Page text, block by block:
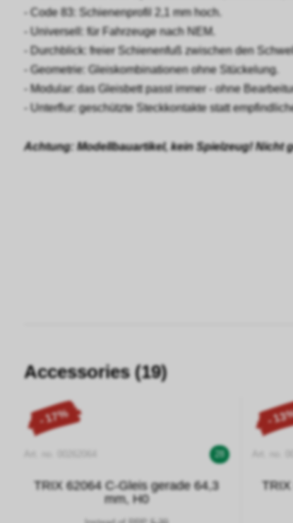
- Code 83: Schienenprofil 2,1 mm hoch.
- Universell: für Fahrzeuge nach NEM.
- Durchblick: freier Schienenfuß zwischen den
- Geometrie: Gleiskombinationen ohne Stückelung.
- Modular: das Gleisbett passt immer - ohne
- Unterflur: geschützte Steckkontakte statt
Achtung: Modellbauartikel, kein Spielzeug! Nicht
Accessories (19)
- 17%
28
TRIX 62064 C-Gleis gerade 64,3
mm, H0
-